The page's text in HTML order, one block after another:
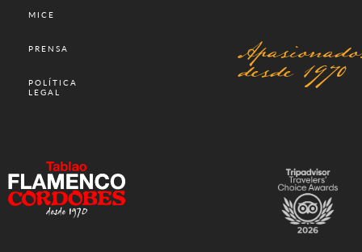
MICE
PRENSA
POLÍTICA
LEGAL
desde 1970